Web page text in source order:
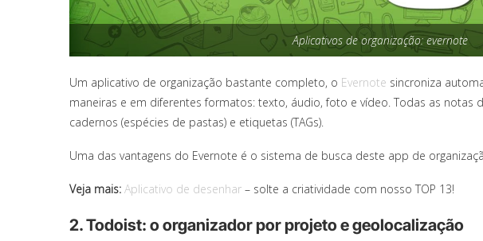
Aplicativos de organização: evernote
Um aplicativo de organização bastante completo, o Evernote sincroniza
maneiras e em diferentes formatos: texto, áudio, foto e vídeo. Todas as
cadernos (espécies de pastas) e etiquetas (TAGs).
Uma das vantagens do Evernote é o sistema de busca deste app de
Veja mais: Aplicativo de desenhar – solte a criatividade com nosso TOP 13!
2. Todoist: o organizador por projeto e geolocalização